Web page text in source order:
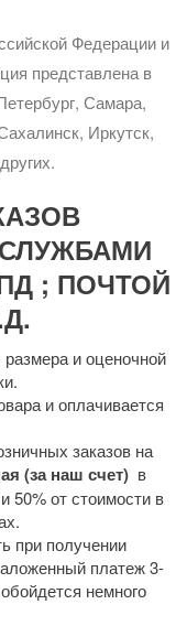
Федерации и
представлена в
Самара,
Иркутск,
; ПОЧТОЙ
и оценочной
и оплачивается
заказов на
(за наш счет) в
50% от стоимости в
при получении
платеж 3-
немного